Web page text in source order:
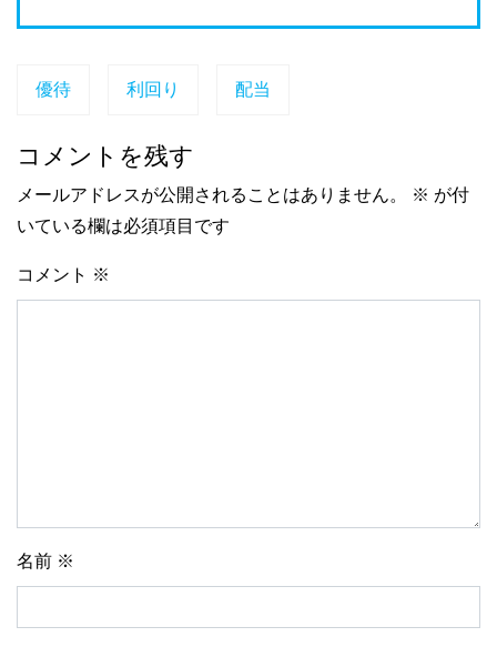
優待 利回り 配当
コメントを残す
メールアドレスが公開されることはありません。 ※ が付
いている欄は必須項目です
コメント ※
名前 ※